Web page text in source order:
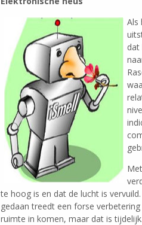
Als
dat
te hoog is en dat de lucht is
gedaan treedt een forse
ruimte in komen, maar dat is